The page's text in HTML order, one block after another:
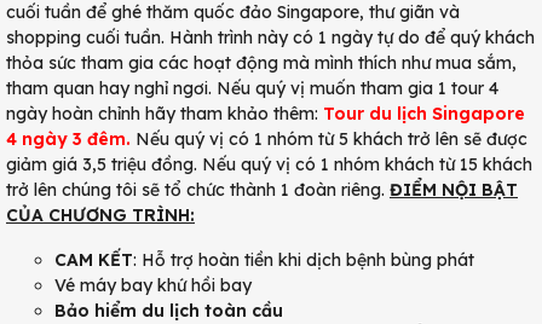
cuối tuần để ghé thăm quốc đảo Singapore, thư giãn và
shopping cuối tuần. Hành trình này có 1 ngày tự do để quý khách
thỏa sức tham gia các hoạt động mà mình thích như mua sắm,
tham quan hay nghỉ ngơi. Nếu quý vị muốn tham gia 1 tour 4
ngày hoàn chỉnh hãy tham khảo thêm: Tour du lịch Singapore
4 ngày 3 đêm. Nếu quý vị có 1 nhóm từ 5 khách trở lên sẽ được
giảm giá 3,5 triệu đồng. Nếu quý vị có 1 nhóm khách từ 15 khách
trở lên chúng tôi sẽ tổ chức thành 1 đoàn riêng. ĐIỂM NỘI BẬT
CỦA CHƯƠNG TRÌNH:
CAM KẾT: Hỗ trợ hoàn tiền khi dịch bệnh bùng phát
Vé máy bay khứ hồi bay
Bảo hiểm du lịch toàn cầu